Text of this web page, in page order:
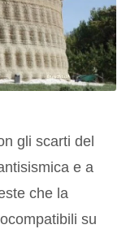
gli scarti del
e a
che la
su